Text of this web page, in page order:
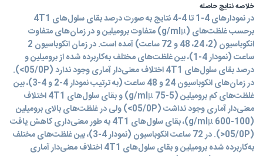
خلاصه نتایج حاصله
در نمودارهای 4-1 تا 4-4 نتایج به صورت درصد بقای سلول‌های 4T1
برحسب غلظت‌های (g/mlµ) متفاوت برومیلین و در زمان‌های متفاوت
انکوباسیون (2، 24، 48 و 72 ساعت) آمده است. در زمان انکوباسیون 2
ساعت (نمودار 4-1)، بین غلظت‌های مختلف به‌کاربرده شده از برومیلین و
درصد بقای سلول‌های 4T1 اختلاف معنی‌دار آماری وجود ندارد (05/0P>).
در زمان‌های انکوباسیون 24 و 48 ساعت (به ترتیب نمودار 4-2 و 4-3)، بین
غلظت‌های کم برومیلین (g/mlµ 75-5) و بقای سلول‌های 4T1 اختلاف
معنی‌دار آماری وجود نداشت (05/0P>) ولی در غلظت‌های بالای برومیلین
(g/mlµ 600-100)، بقای سلول‌های 4T1 به طور معنی‌داری کاهش یافت
(05/0P<). در 72 ساعت انکوباسیون (نمودار 4-3)، بین غلظت‌های مختلف
به‌کاربرده شده برومیلین و بقای سلول‌های 4T1 اختلاف معنی‌دار آماری